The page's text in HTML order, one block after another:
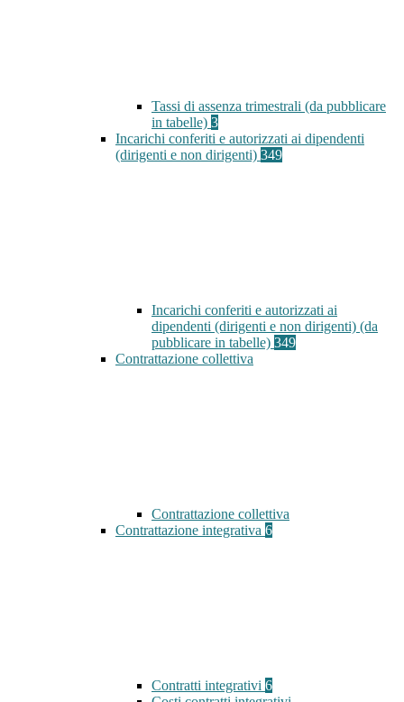
Tassi di assenza trimestrali (da pubblicare
in tabelle) 3
Incarichi conferiti e autorizzati ai dipendenti
(dirigenti e non dirigenti) 349
Incarichi conferiti e autorizzati ai
dipendenti (dirigenti e non dirigenti) (da
pubblicare in tabelle) 349
Contrattazione collettiva
Contrattazione collettiva
Contrattazione integrativa 6
Contratti integrativi 6